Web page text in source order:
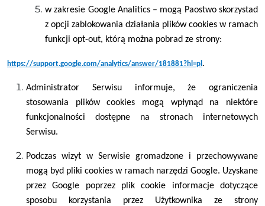
w zakresie Google Analitics – mogą Paostwo skorzystad
z opcji zablokowania działania plików cookies w ramach
funkcji opt-out, którą można pobrad ze strony:
https://support.google.com/analytics/answer/181881?hl=pl .
Administrator Serwisu informuje, że ograniczenia
stosowania plików cookies mogą wpłynąd na niektóre
funkcjonalności dostępne na stronach internetowych
Serwisu.
Podczas wizyt w Serwisie gromadzone i przechowywane
mogą byd pliki cookies w ramach narzędzi Google. Uzyskane
przez Google poprzez plik cookie informacje dotyczące
sposobu korzystania przez Użytkownika ze strony